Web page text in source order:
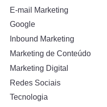
E-mail Marketing
Google
Inbound Marketing
Marketing de Conteúdo
Marketing Digital
Redes Sociais
Tecnologia